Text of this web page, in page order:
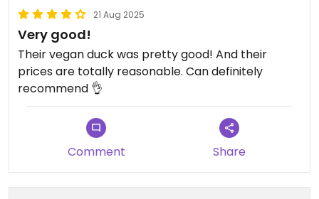
21 Aug 2025
Very good!
Their vegan duck was pretty good! And their
prices are totally reasonable. Can definitely
recommend 👌
Comment Share